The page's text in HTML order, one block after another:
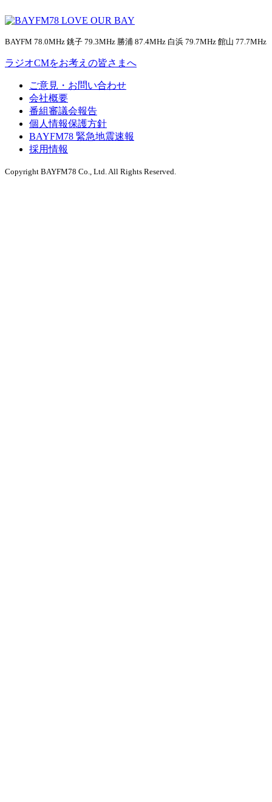
BAYFM 78.0MHz 銚子 79.3MHz 勝浦 87.4MHz 白浜 79.7MHz 館山 77.7MHz
ラジオCMをお考えの皆さまへ
ご意見・お問い合わせ
会社概要
番組審議会報告
個人情報保護方針
BAYFM78 緊急地震速報
採用情報
Copyright BAYFM78 Co., Ltd. All Rights Reserved.